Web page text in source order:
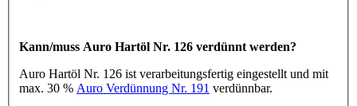
Kann/muss Auro Hartöl Nr. 126 verdünnt werden?
Auro Hartöl Nr. 126 ist verarbeitungsfertig eingestellt und mit
max. 30 % Auro Verdünnung Nr. 191 verdünnbar.